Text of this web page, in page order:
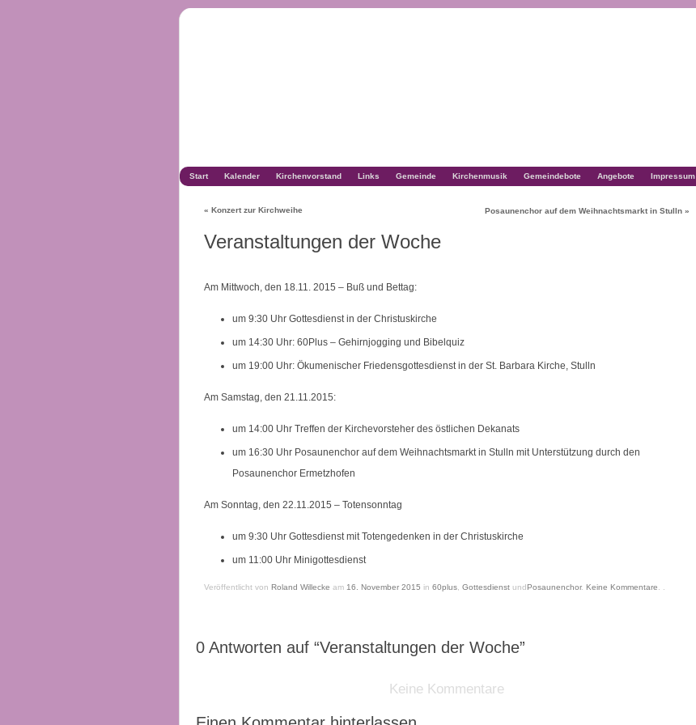
Start Kalender Kirchenvorstand Links Gemeinde Kirchenmusik Gemeindebote Angebote Impressum
« Konzert zur Kirchweihe Posaunenchor auf dem Weihnachtsmarkt in Stulln »
Veranstaltungen der Woche
Am Mittwoch, den 18.11. 2015 – Buß und Bettag:
um 9:30 Uhr Gottesdienst in der Christuskirche
um 14:30 Uhr: 60Plus – Gehirnjogging und Bibelquiz
um 19:00 Uhr: Ökumenischer Friedensgottesdienst in der St. Barbara Kirche, Stulln
Am Samstag, den 21.11.2015:
um 14:00 Uhr Treffen der Kirchevorsteher des östlichen Dekanats
um 16:30 Uhr Posaunenchor auf dem Weihnachtsmarkt in Stulln mit Unterstützung durch den
Posaunenchor Ermetzhofen
Am Sonntag, den 22.11.2015 – Totensonntag
um 9:30 Uhr Gottesdienst mit Totengedenken in der Christuskirche
um 11:00 Uhr Minigottesdienst
Veröffentlicht von Roland Willecke am 16. November 2015 in 60plus Gottesdienst undPosaunenchor. Keine Kommentare
0 Antworten auf “Veranstaltungen der Woche”
Keine Kommentare